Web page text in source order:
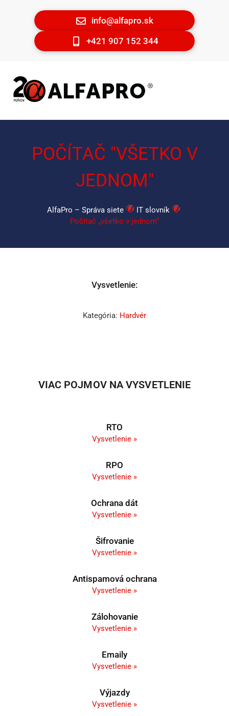
info@alfapro.sk
+421 907 152 344
POČÍTAČ "VŠETKO V
JEDNOM"
AlfaPro – Správa siete
IT slovník
Počítač „všetko v jednom“
Vysvetlenie:
Kategória: Hardvér
VIAC POJMOV NA VYSVETLENIE
RTO
Vysvetlenie »
RPO
Vysvetlenie »
Ochrana dát
Vysvetlenie »
Šifrovanie
Vysvetlenie »
Antispamová ochrana
Vysvetlenie »
Zálohovanie
Vysvetlenie »
Emaily
Vysvetlenie »
Výjazdy
Vysvetlenie »